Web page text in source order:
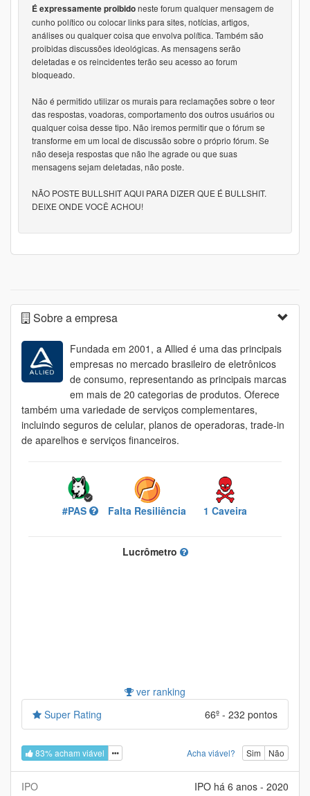
É expressamente proibidoneste forum qualquer mensagem de
cunho político ou colocar links para sites, notícias, artigos,
análises ou qualquer coisa que envolva política. Também são
proibidas discussões ideológicas. As mensagens serão
deletadas e os reincidentes terão seu acesso ao forum
bloqueado.
Não é permitido utilizar os murais para reclamações sobre o teor
das respostas, voadoras, comportamento dos outros usuários ou
qualquer coisa desse tipo. Não iremos permitir que o fórum se
transforme em um local de discussão sobre o próprio fórum. Se
não deseja respostas que não lhe agrade ou que suas
mensagens sejam deletadas, não poste.
NÃO POSTE BULLSHIT AQUI PARA DIZER QUE É BULLSHIT.
DEIXE ONDE VOCÊ ACHOU!
Sobre a empresa
Fundada em 2001, a Allied é uma das principais
empresas no mercado brasileiro de eletrônicos
de consumo, representando as principais marcas
em mais de 20 categorias de produtos. Oferece
também uma variedade de serviços complementares,
incluindo seguros de celular, planos de operadoras, trade-in
de aparelhos e serviços financeiros.
#PAS Falta Resiliência 1 Caveira
Lucrômetro
ver ranking
Super Rating
66º - 232 pontos
83% acham viável Acha viável? Sim Não
IPO IPO há 6 anos - 2020